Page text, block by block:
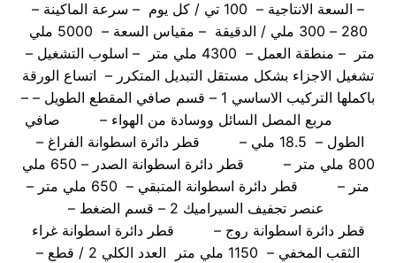
– السعة الانتاجية – 100 تي / كل يوم – سرعة الماكينة –
280 – 300 ملي / الدقيقة – مقياس السعة – 5000 ملي
متر – منطقة العمل – 4300 ملي متر – اسلوب التشغيل –
تشغيل الاجزاء بشكل مستقل التبديل المتكرر – اتساع الورقة
باكملها التركيب الاساسي 1 – قسم صافي المقطع الطويل – –
مربع المصل السائل ووسادة من الهواء – صافي
الطول – 18.5 ملي – قطر دائرة اسطوانة الفراغ –
800 ملي متر – قطر دائرة اسطوانة الصدر – 650 ملي
متر – قطر دائرة اسطوانة المتبقي – 650 ملي متر –
عنصر تجفيف السيراميك 2 – قسم الضغط –
قطر دائرة اسطوانة روج – قطر دائرة اسطوانة غراء
الثقب المخفي – 1150 ملي متر العدد الكلي 2 / قطع –